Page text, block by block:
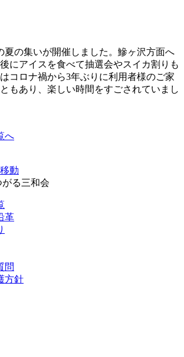
夏の集いが開催しました。鰺ヶ沢方面へ
にアイスを食べて抽選会やスイカ割りも
コロナ禍から3年ぶりに利用者様のご家
もあり、楽しい時間をすごされていまし
へ
革
問
方針